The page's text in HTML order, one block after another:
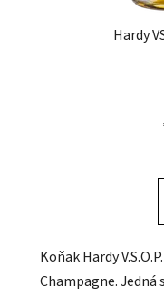
Hardy
Koňak Hardy
Champagne.